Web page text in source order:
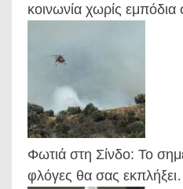
κοινωνία χωρίς εμπόδια
Φωτιά στη Σίνδο: Το
φλόγες θα σας